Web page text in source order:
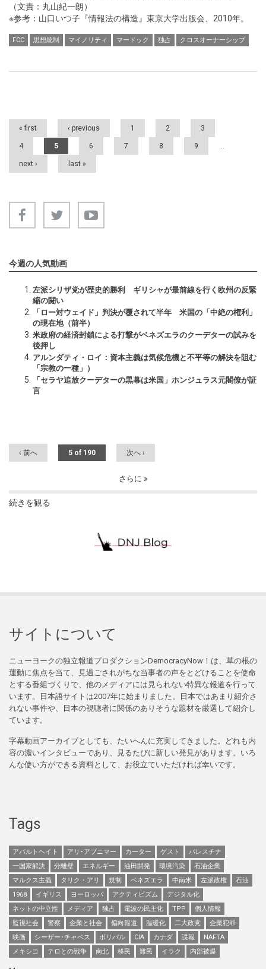
（文責：丸山紀一朗）
※参考：山口いつ子『情報法の構造』東京大学出版会、2010年。
FCC 思想統制 マイノリティ マードック 独占 クロスオーナーシップ
Pages
« first ‹ previous 1 2 3
4 5 6 7 8 9
next › last »
今週の人気動画
左派シリザ党が歴史的勝利 ギリシャが最前線を行く欧州の反緊
縮の闘い
「ロー対ウェイド」判決が覆されて半年 米国の「中絶の権利」
の現在地（前半）
米政府の経済封鎖による打撃がベネズエラのクーデターの試みを
後押し
アルンダティ・ロイ：資本主義は気候危機と不平等の解決を阻む
「宗教の一種」）
「セラヤ追放クーデターの黒幕は米国」ホンジュラス元閣僚が証
言
‹ 前へ 5 of 190 次へ ›
さらに
続きを観る
サイトについて
ニューヨークの独立報道プロダクションDemocracyNow！は、草の根の
運動に焦点を当て、見過ごされがちな当事者の声をとどけることを使命
とする番組づくりで、他のメディアには見られない特異な報道を行って
います。日本語サイトは2007年に始まりました。日本ではあまり紹介さ
れない事件や、日本の視聴者に関係のありそうな題材を厳選して紹介し
ています。
字幕動画アーカイブとしても、たいへんに充実してきました。どれも内
容の濃いインタビューであり、見るたびに新しい発見があります。いろ
んな使い方ができる資料として、お役立ていただければ幸いです。
Tags
アパルトヘイト アリ･アブニマー カーター ゲスト
パレスチナ
一国家解決
分離壁 エネルギー 油田開発 環境汚染
石油企業
マルクス主義
タリク・アリ 規制 ベネズエラ 中南米 左派政権
石油
1968
イギリス ヨーロッパ アクティビズム
デジタル化
ネットの中立性
メディア 独占 電波の民主化 TPP
個人情報
監視社会
警察 企業と社会 偏向報道 温暖化 二大政党
企業犯罪
映画
シーザー･チャベス ボリバル CIA カナダ 諜報
NAFTA
メキシコ
テロとの戦争 南北 移民 難民 イラク 内部被爆